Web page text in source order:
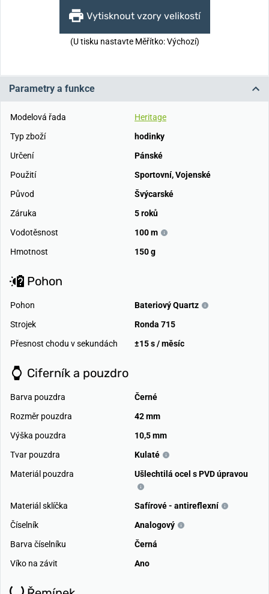
Vytisknout vzory velikostí
(U tisku nastavte Měřítko: Výchozí)
Parametry a funkce
Modelová řada
Heritage
Typ zboží
hodinky
Určení
Pánské
Použití
Sportovní,Vojenské
Původ
Švýcarské
Záruka
5 roků
Vodotěsnost
100 m
Hmotnost
150 g
Pohon
Pohon
Bateriový Quartz
Strojek
Ronda 715
Přesnost chodu v sekundách
±15 s / měsíc
Ciferník a pouzdro
Barva pouzdra
Černé
Rozměr pouzdra
42 mm
Výška pouzdra
10,5 mm
Tvar pouzdra
Kulaté
Materiál pouzdra
Ušlechtilá ocel s PVD úpravou
Materiál sklíčka
Safírové - antireflexní
Číselník
Analogový
Barva číselníku
Černá
Víko na závit
Ano